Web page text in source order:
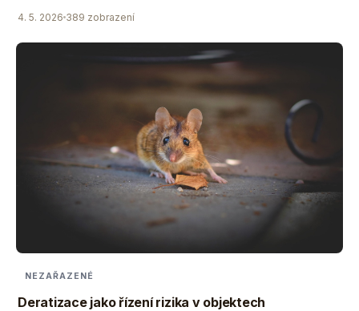
4. 5. 2026 389 zobrazení
NEZAŘAZENÉ
Deratizace jako řízení rizika v objektech